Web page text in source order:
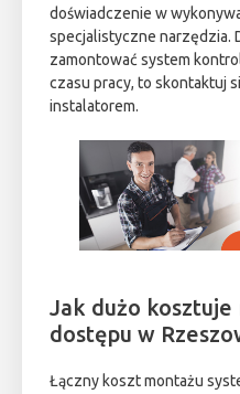
doświadczenie w
specjalistyczne narzędzia.
zamontować system
czasu pracy, to skontaktuj
instalatorem.
Jak dużo
dostępu w
Łączny koszt montażu